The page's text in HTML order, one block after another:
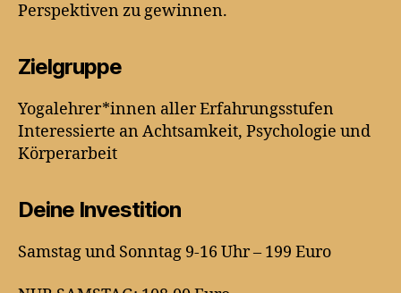
Perspektiven zu gewinnen.
Zielgruppe
Yogalehrer*innen aller Erfahrungsstufen
Interessierte an Achtsamkeit, Psychologie und
Körperarbeit
Deine Investition
Samstag und Sonntag 9-16 Uhr – 199 Euro